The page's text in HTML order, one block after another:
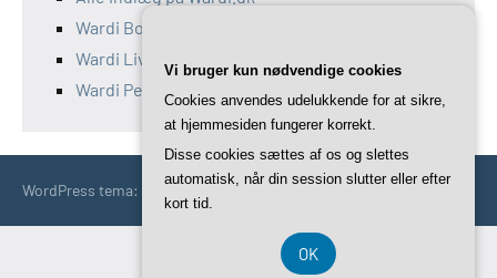
Wardi Bolig
Wardi Livsstil
Wardi Penge
WordPress tema: Occasio by ThemeZee.
CVR 3740 7739
Vi bruger kun nødvendige cookies
Cookies anvendes udelukkende for at sikre,
at hjemmesiden fungerer korrekt.
Disse cookies sættes af os og slettes
automatisk, når din session slutter eller efter
kort tid.
OK